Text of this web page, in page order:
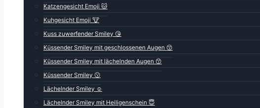
Katzengesicht Emoji 🐱
Kuhgesicht Emoji 🐮
Kuss zuwerfender Smiley 😘
Küssender Smiley mit geschlossenen Augen 😚
Küssender Smiley mit lächelnden Augen 😙
Küssender Smiley 😗
Lächelnder Smiley ☺️
Lächelnder Smiley mit Heiligenschein 😇